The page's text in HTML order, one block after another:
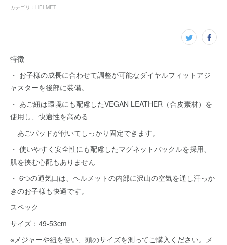
カテゴリ ： HELMET
特徴
・ お子様の成長に合わせて調整が可能なダイヤルフィットアジ
ャスターを後部に装備。
・ あご紐は環境にも配慮したVEGAN LEATHER（合皮素材）を
使用し、快適性を高める
あごパッドが付いてしっかり固定できます。
・ 使いやすく安全性にも配慮したマグネットバックルを採用、
肌を挟む心配もありません
・ 6つの通気口は、ヘルメットの内部に沢山の空気を通し汗っか
きのお子様も快適です。
スペック
サイズ：49-53cm
※メジャーや紐を使い、頭のサイズを測ってご購入ください。メ